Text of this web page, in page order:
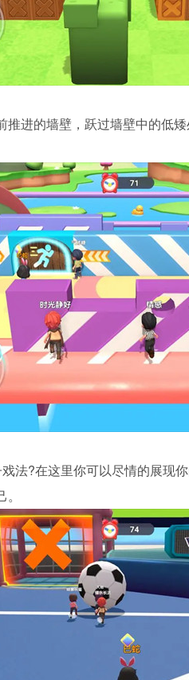
推进的墙壁，跃过墙壁中的低
法?在这里你可以尽情的展现